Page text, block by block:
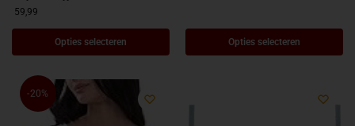
59,99
Opties selecteren Opties selecteren
-20%